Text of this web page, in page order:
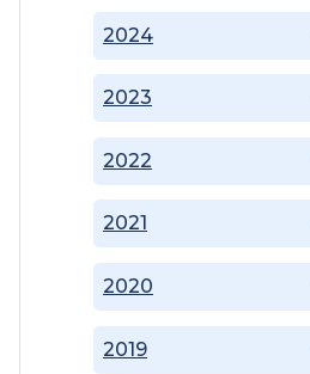
2019
2020
2021
2022
2023
2024